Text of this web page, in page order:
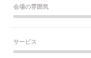
会場の雰囲気
サービス